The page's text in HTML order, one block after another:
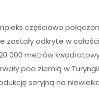
częściowo
odkryte w
000 metrów
pod ziemią w
seryjną na